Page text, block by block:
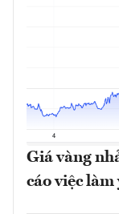
Giá vàng
cáo việc